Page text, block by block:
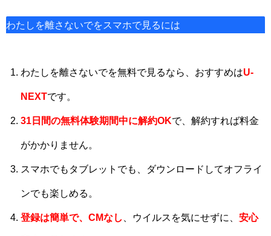
わたしを離さないでをスマホで見るには
わたしを離さないでを無料で見るなら、おすすめはU-
NEXTです。
31日間の無料体験期間中に解約OKで、解約すれば料金
がかかりません。
スマホでもタブレットでも、ダウンロードしてオフライ
ンでも楽しめる。
登録は簡単で、CMなし 、ウイルスを気にせずに、 安心